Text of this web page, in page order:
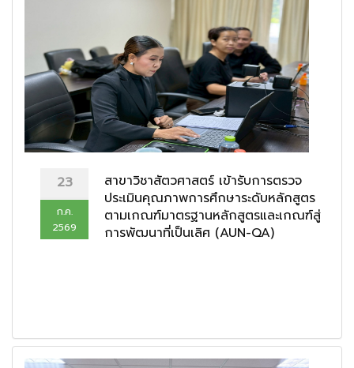
23
ก.ค.
2569
สาขาวิชาสัตวศาสตร์ เข้ารับการตรวจ
ประเมินคุณภาพการศึกษาระดับหลักสูตร
ตามเกณฑ์มาตรฐานหลักสูตรและเกณฑ์สู่
การพัฒนาที่เป็นเลิศ (AUN-QA)